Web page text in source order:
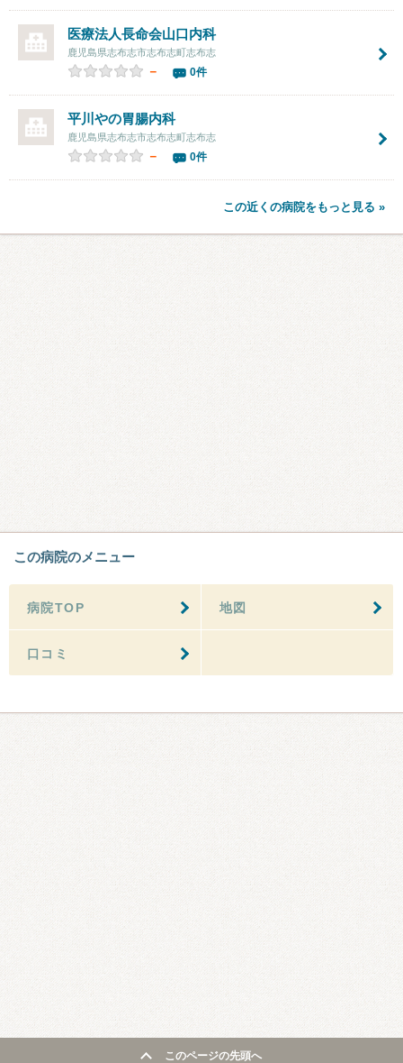
医療法人長命会山口内科
鹿児島県志布志市志布志町志布志
－ 0件
平川やの胃腸内科
鹿児島県志布志市志布志町志布志
－ 0件
この近くの病院をもっと見る »
この病院のメニュー
病院TOP 地図
口コミ
このページの先頭へ